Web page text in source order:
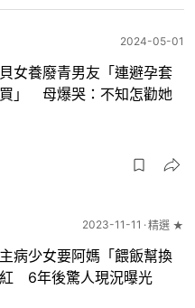
2024-05-01
女養廢青男友「連避孕套
」 母爆哭：不知怎勸她
2023-11-11 精選 ★
病少女要阿媽「餵飯幫換
6年後驚人現況曝光